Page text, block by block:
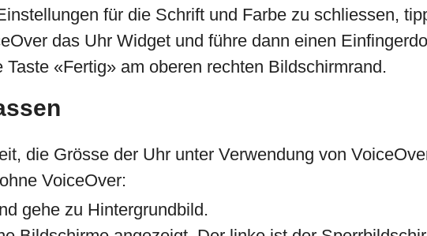
für die Schrift und Farbe zu schliessen,
das Uhr Widget und führe dann einen
«Fertig» am oberen rechten Bildschirmrand.
die Grösse der Uhr unter Verwendung von
VoiceOver:
gehe zu Hintergrundbild.